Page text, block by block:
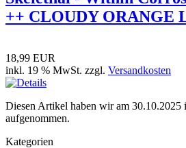
++ CLOUDY ORANGE
18,99 EUR
inkl. 19 % MwSt. zzgl. Versandkosten
Diesen Artikel haben wir am 30.10.2025
aufgenommen.
Kategorien